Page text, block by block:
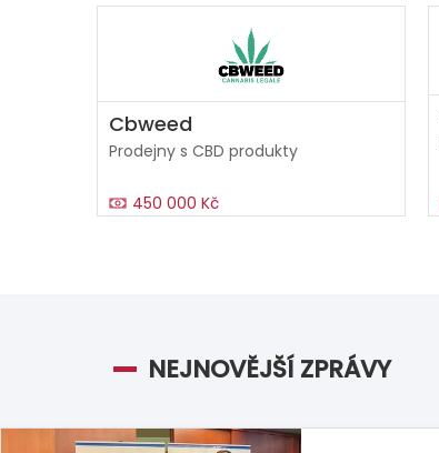
Cbweed
Prodejny s CBD produkty
450 000 Kč
NEJNOVĚJŠÍ ZPRÁVY